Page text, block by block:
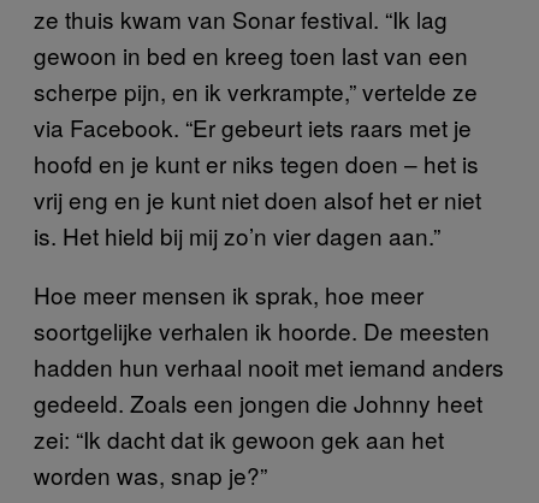
ze thuis kwam van Sonar festival. “Ik lag
gewoon in bed en kreeg toen last van een
scherpe pijn, en ik verkrampte,” vertelde ze
via Facebook. “Er gebeurt iets raars met je
hoofd en je kunt er niks tegen doen – het is
vrij eng en je kunt niet doen alsof het er niet
is. Het hield bij mij zo’n vier dagen aan.”
Hoe meer mensen ik sprak, hoe meer
soortgelijke verhalen ik hoorde. De meesten
hadden hun verhaal nooit met iemand anders
gedeeld. Zoals een jongen die Johnny heet
zei: “Ik dacht dat ik gewoon gek aan het
worden was, snap je?”